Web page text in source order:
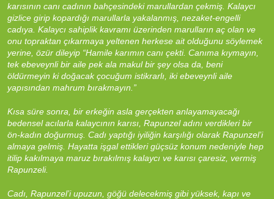
karısının canı cadının bahçesindeki marullardan çekmiş. Kalaycı
gizlice girip kopardığı marullarla yakalanmış, nezaket-engelli
cadıya. Kalaycı sahiplik kavramı üzerinden marulların aç olan ve
onu topraktan çıkarmaya yeltenen herkese ait olduğunu söylemek
yerine, özür dileyip “Hamile karımın canı çekti. Canıma kıymayın,
tek ebeveynli bir aile pek ala makul bir şey olsa da, beni
öldürmeyin ki doğacak çocuğum istikrarlı, iki ebeveynli aile
yapısından mahrum bırakmayın.”
Kısa süre sonra, bir erkeğin asla gerçekten anlayamayacağı
bedensel acılarla kalaycının karısı, Rapunzel adını verdikleri bir
ön-kadın doğurmuş. Cadı yaptığı iyiliğin karşılığı olarak Rapunzel’i
almaya gelmiş. Hayatta işgal ettikleri güçsüz konum nedeniyle hep
itilip kakılmaya maruz bırakılmış kalaycı ve karısı çaresiz, vermiş
Rapunzeli.
Cadı, Rapunzel’i upuzun, göğü delecekmiş gibi yüksek, kapı ve